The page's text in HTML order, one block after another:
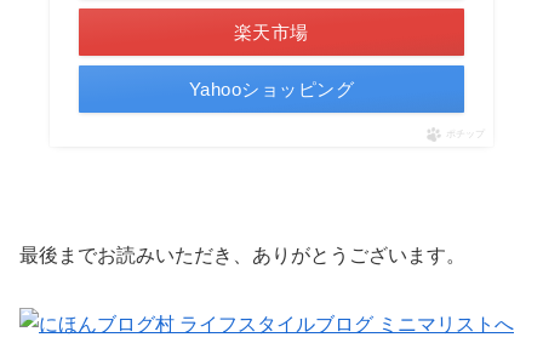
楽天市場
Yahooショッピング
ポチップ
最後までお読みいただき、ありがとうございます。